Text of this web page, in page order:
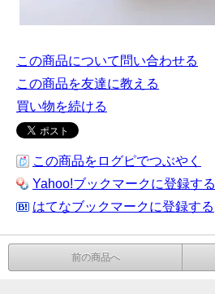
この商品について問い合わせる
この商品を友達に教える
買い物を続ける
この商品をログピでつぶやく
Yahoo!ブックマークに登録する
はてなブックマークに登録する
前の商品へ